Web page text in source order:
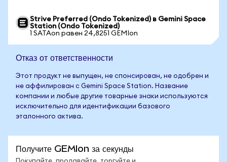
Strive Preferred (Ondo Tokenized) в Gemini Space
Station (Ondo Tokenized)
1 SATAon равен 24,8251 GEMIon
Отказ от ответственности
Этот продукт не выпущен, не спонсирован, не одобрен и
не аффилирован с Gemini Space Station. Название
компании и любые другие товарные знаки используются
исключительно для идентификации базового
эталонного актива.
Получите GEMIon за секунды